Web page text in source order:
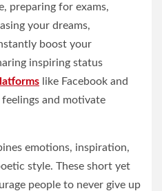
preparing for exams,
your dreams,
boost your
inspiring status
like Facebook and
feelings and motivate
emotions, inspiration,
style. These short yet
people to never give up